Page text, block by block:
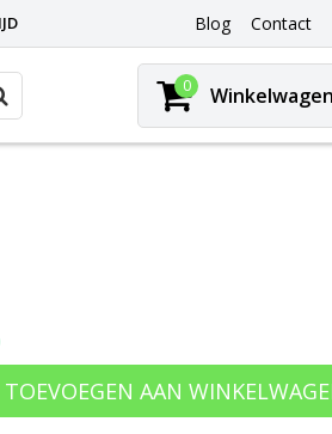
Blog Contact
0 Winkelwagen
TOEVOEGEN AAN